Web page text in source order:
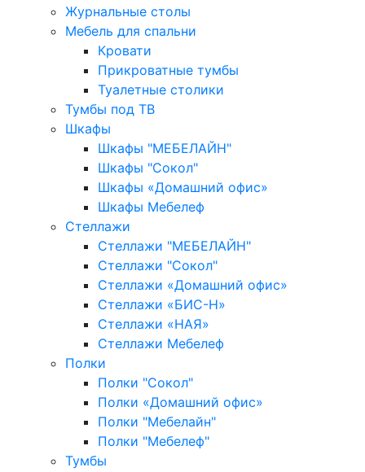
Журнальные столы
Мебель для спальни
Кровати
Прикроватные тумбы
Туалетные столики
Тумбы под ТВ
Шкафы
Шкафы "МЕБЕЛАЙН"
Шкафы "Сокол"
Шкафы «Домашний офис»
Шкафы Мебелеф
Стеллажи
Стеллажи "МЕБЕЛАЙН"
Стеллажи "Сокол"
Стеллажи «Домашний офис»
Стеллажи «БИС-Н»
Стеллажи «НАЯ»
Стеллажи Мебелеф
Полки
Полки "Сокол"
Полки «Домашний офис»
Полки "Мебелайн"
Полки "Мебелеф"
Тумбы